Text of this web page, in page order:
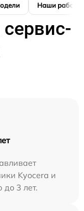
Наши работы
Kyocera и
до 3 лет.